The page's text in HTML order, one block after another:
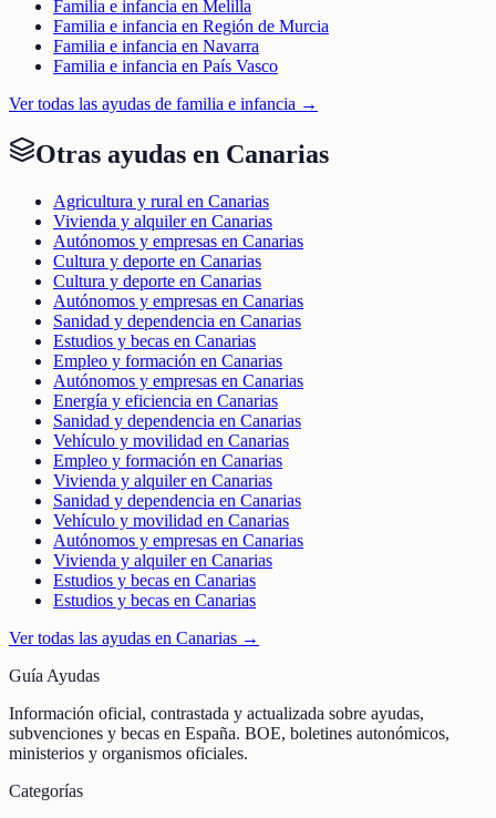
Familia e infancia en Melilla
Familia e infancia en Región de Murcia
Familia e infancia en Navarra
Familia e infancia en País Vasco
Ver todas las ayudas de familia e infancia →
Otras ayudas en Canarias
Agricultura y rural en Canarias
Vivienda y alquiler en Canarias
Autónomos y empresas en Canarias
Cultura y deporte en Canarias
Cultura y deporte en Canarias
Autónomos y empresas en Canarias
Sanidad y dependencia en Canarias
Estudios y becas en Canarias
Empleo y formación en Canarias
Autónomos y empresas en Canarias
Energía y eficiencia en Canarias
Sanidad y dependencia en Canarias
Vehículo y movilidad en Canarias
Empleo y formación en Canarias
Vivienda y alquiler en Canarias
Sanidad y dependencia en Canarias
Vehículo y movilidad en Canarias
Autónomos y empresas en Canarias
Vivienda y alquiler en Canarias
Estudios y becas en Canarias
Estudios y becas en Canarias
Ver todas las ayudas en Canarias →
Guía Ayudas
Información oficial, contrastada y actualizada sobre ayudas,
subvenciones y becas en España. BOE, boletines autonómicos,
ministerios y organismos oficiales.
Categorías